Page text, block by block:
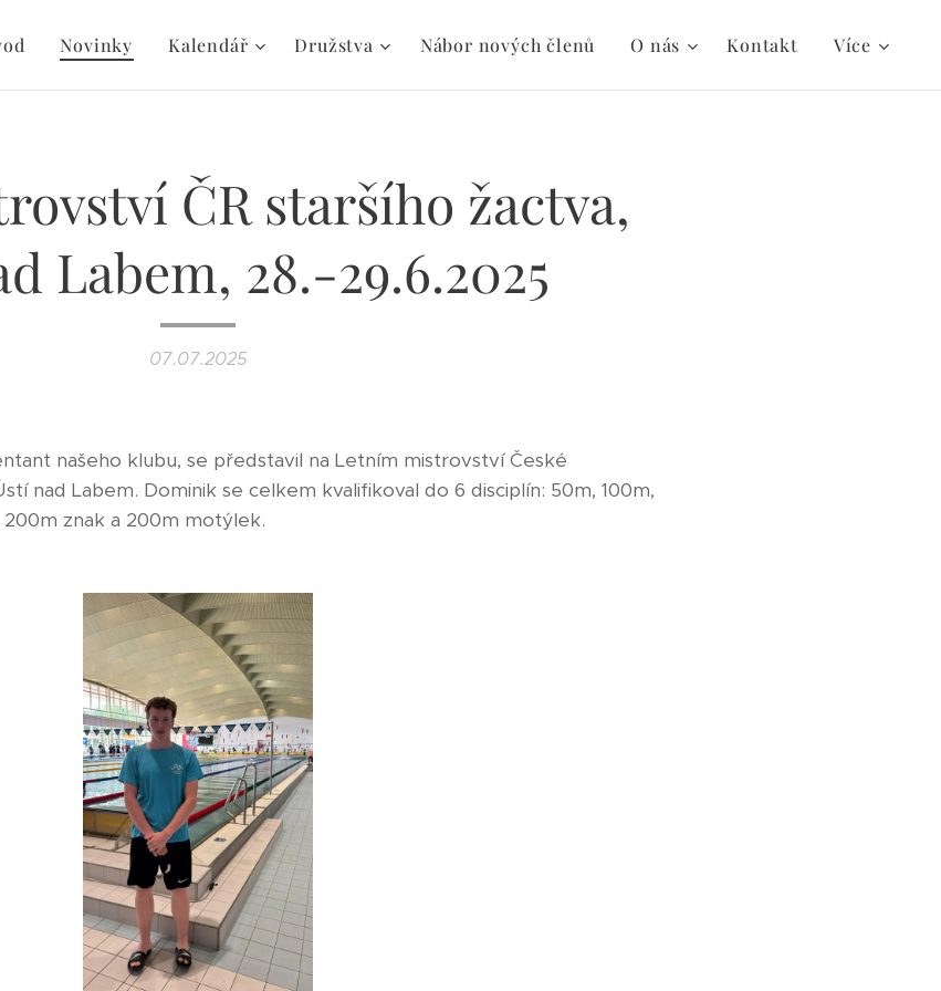
Novinky Kalendář Družstva Nábor nových členů O nás Kontakt Více
ČR staršího žactva,
Labem, 28.-29.6.2025
07.07.2025
našeho klubu, se představil na Letním mistrovství České
nad Labem. Dominik se celkem kvalifikoval do 6 disciplín: 50m, 100m,
znak a 200m motýlek.